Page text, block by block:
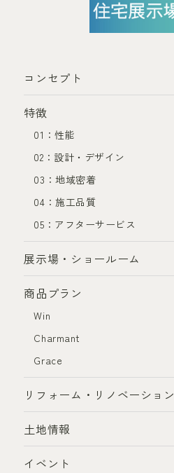
コンセプト
特徴
01：性能
02：設計・デザイン
03：地域密着
04：施工品質
05：アフターサービス
展示場・ショールーム
商品プラン
Win
Charmant
Grace
リフォーム・リノベーション
土地情報
イベント